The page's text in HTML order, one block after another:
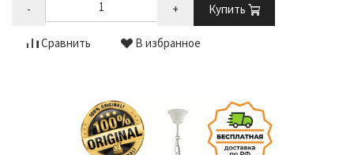
- + Купить
Сравнить В избранное